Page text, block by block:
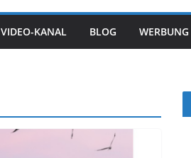
VIDEO-KANAL BLOG WERBUNG